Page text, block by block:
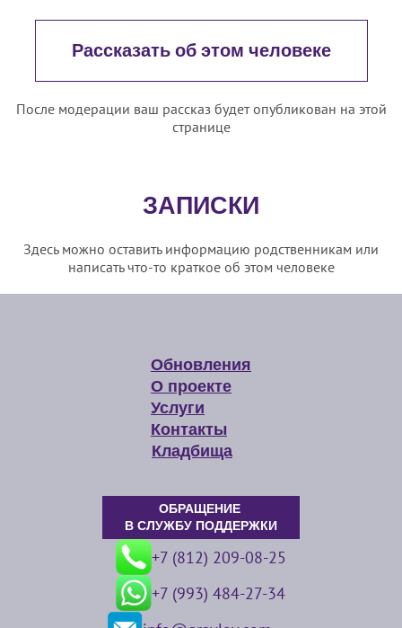
Рассказать об этом человеке
После модерации ваш рассказ будет опубликован на этой
странице
ЗАПИСКИ
Здесь можно оставить информацию родственникам или
написать что-то краткое об этом человеке
Обновления
О проекте
Услуги
Контакты
Кладбища
ОБРАЩЕНИЕ
В СЛУЖБУ ПОДДЕРЖКИ
+7 (812) 209-08-25
+7 (993) 484-27-34